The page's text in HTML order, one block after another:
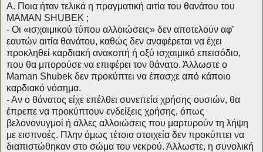
Α. Ποια ήταν τελικά η πραγματική αιτία του θανάτου του
ΜΑΜΑΝ SHUBEK ;
- Οι «ισχαιμικού τύπου αλλοιώσεις» δεν αποτελούν αφ’
εαυτών αιτία θανάτου, καθώς δεν αναφέρεται να έχει
προκληθεί καρδιακή ανακοπή ή οξύ ισχαιμικό επεισόδιο,
που θα μπορούσε να επιφέρει τον θάνατο. Άλλωστε ο
Maman Shubek δεν προκύπτει να έπασχε από κάποιο
καρδιακό νόσημα.
- Αν ο θάνατος είχε επέλθει συνεπεία χρήσης ουσιών, θα
έπρεπε να προκύπτουν ενδείξεις χρήσης, όπως
βελονονυγμοί ή άλλες αλλοιώσεις που μαρτυρούν τη λήψη
με εισπνοές. Πλην όμως τέτοια στοιχεία δεν προκύπτει να
διαπιστώθηκαν στο σώμα του νεκρού. Άλλωστε, η συνολική